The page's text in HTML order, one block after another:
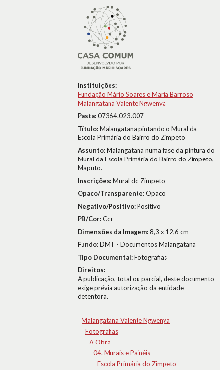
Instituições:
Fundação Mário Soares e Maria Barroso
Malangatana Valente Ngwenya
Pasta:07364.023.007
Título:Malangatana pintando o Mural da
Escola Primária do Bairro do Zimpeto
Assunto:Malangatana numa fase da pintura do
Mural da Escola Primária do Bairro do Zimpeto,
Maputo.
Inscrições:Mural do Zimpeto
Opaco/Transparente:Opaco
Negativo/Positivo:Positivo
PB/Cor:Cor
Dimensões da Imagem:8,3 x 12,6 cm
Fundo:DMT - Documentos Malangatana
Tipo Documental:Fotografias
Direitos:
A publicação, total ou parcial, deste documento
exige prévia autorização da entidade
detentora.
Malangatana Valente Ngwenya
Fotografias
A Obra
04. Murais e Painéis
Escola Primária do Zimpeto